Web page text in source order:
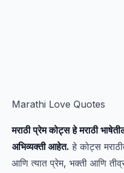
Marathi Love Quotes
मराठी प्रेम कोट्स हे मराठी
अभिव्यक्ती आहेत. हे कोट्स
आणि त्यात प्रेम, भक्ती आणि